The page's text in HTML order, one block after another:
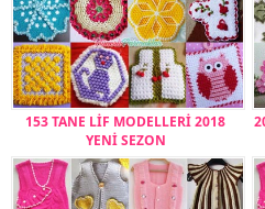
153 TANE LİF MODELLERİ 2018
YENİ SEZON